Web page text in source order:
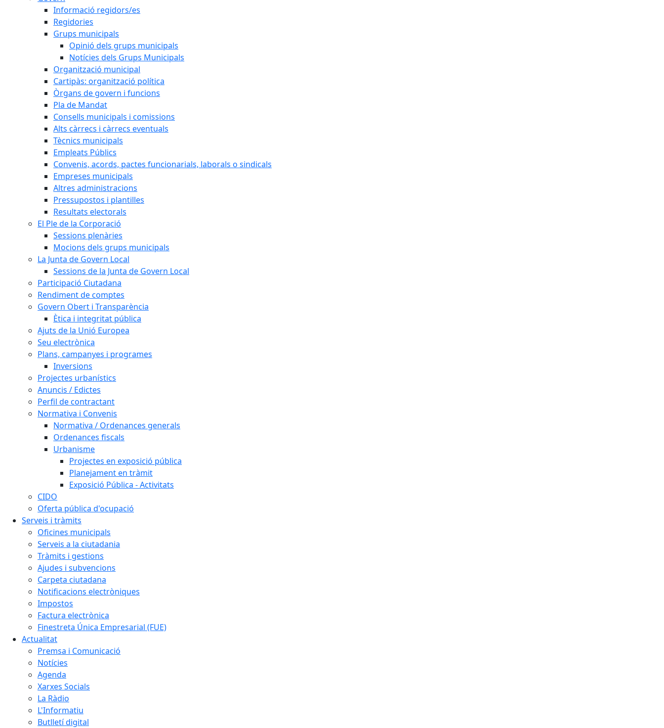
Informació regidors/es
Regidories
Grups municipals
Opinió dels grups municipals
Notícies dels Grups Municipals
Organització municipal
Cartipàs: organització política
Òrgans de govern i funcions
Pla de Mandat
Consells municipals i comissions
Alts càrrecs i càrrecs eventuals
Tècnics municipals
Empleats Públics
Convenis, acords, pactes funcionarials, laborals o sindicals
Empreses municipals
Altres administracions
Pressupostos i plantilles
Resultats electorals
El Ple de la Corporació
Sessions plenàries
Mocions dels grups municipals
La Junta de Govern Local
Sessions de la Junta de Govern Local
Participació Ciutadana
Rendiment de comptes
Govern Obert i Transparència
Ètica i integritat pública
Ajuts de la Unió Europea
Seu electrònica
Plans, campanyes i programes
Inversions
Projectes urbanístics
Anuncis / Edictes
Perfil de contractant
Normativa i Convenis
Normativa / Ordenances generals
Ordenances fiscals
Urbanisme
Projectes en exposició pública
Planejament en tràmit
Exposició Pública - Activitats
CIDO
Oferta pública d'ocupació
Serveis i tràmits
Oficines municipals
Serveis a la ciutadania
Tràmits i gestions
Ajudes i subvencions
Carpeta ciutadana
Notificacions electròniques
Impostos
Factura electrònica
Finestreta Única Empresarial (FUE)
Actualitat
Premsa i Comunicació
Notícies
Agenda
Xarxes Socials
La Ràdio
L'Informatiu
Butlletí digital